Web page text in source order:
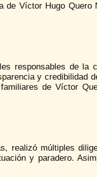
de Víctor Hugo Quero
responsables de la
y credibilidad
de Víctor
realizó múltiples
y paradero.